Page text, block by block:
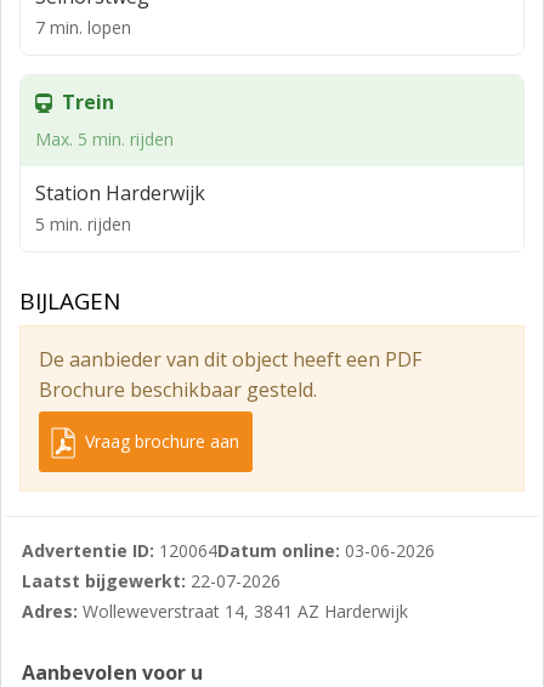
VERHUURBARE VLOEROPPERVLAKTE
VOORZIENINGEN
- pantry en toilet;
- airco's;
- meterkast met aansluitingen op de
nutsvoorzieningen tot de meter.
OPLEVERING
Casco oplevering maar wel met pantry, toilet,
systeemplafond met verlichtingsarmaturen, airco's en
BESTEMMINGSPLAN
"Centrum detailhandel' aangewezen gronden zijn
bestemd voor: detailhandel en dienstverlening.
ENERGIELABEL
7 min. lopen
Trein
Max. 5 min. rijden
Station Harderwijk
5 min. rijden
BIJLAGEN
De aanbieder van dit object heeft een PDF
Brochure beschikbaar gesteld.
Vraag brochure aan
Advertentie ID: 120064Datum online: 03-06-2026
Laatst bijgewerkt: 22-07-2026
Adres: Wolleweverstraat 14, 3841 AZ Harderwijk
Aanbevolen voor u